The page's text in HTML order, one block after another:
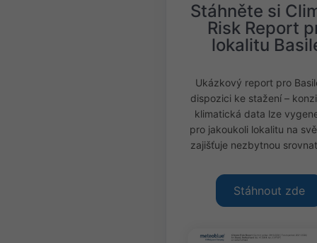
Stáhněte si
Risk Report
lokalitu
Ukázkový report pro
dispozici ke stažení –
klimatická data lze
pro jakoukoli lokalitu na
zajišťuje nezbytnou
Stáhnout zde